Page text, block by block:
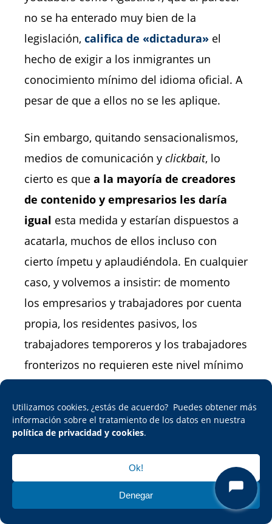
Utilizamos cookies, ¿estás de acuerdo? Puedes obtener más
información sobre el tratamiento de los datos en nuestra
política de privacidad y cookies.
Ok!
Denegar
no se ha enterado muy bien de la
legislación, califica de «dictadura» el
hecho de exigir a los inmigrantes un
conocimiento mínimo del idioma oficial. A
pesar de que a ellos no se les aplique.
Sin embargo, quitando sensacionalismos,
medios de comunicación y clickbait, lo
cierto es que a la mayoría de creadores
de contenido y empresarios les daría
igual esta medida y estarían dispuestos a
acatarla, muchos de ellos incluso con
cierto ímpetu y aplaudiéndola. En cualquier
caso, y volvemos a insistir: de momento
los empresarios y trabajadores por cuenta
propia, los residentes pasivos, los
trabajadores temporeros y los trabajadores
fronterizos no requieren este nivel mínimo
Fuentes oficiales
— Govern d’Andorra
— Govern
Llei de la Nacionalitat Andorrana